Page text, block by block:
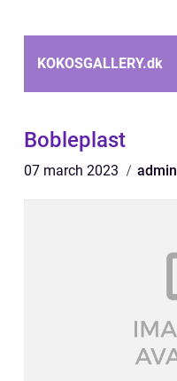
KOKOSGALLERY.dk
Bobleplast
07 march 2023 admin